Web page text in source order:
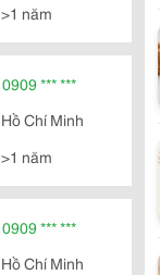
>1 năm
0909 *** ***
Hồ Chí Minh
>1 năm
0909 *** ***
Hồ Chí Minh